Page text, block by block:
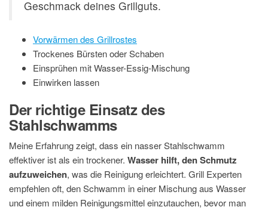
Geschmack deines Grillguts.
Vorwärmen des Grillrostes
Trockenes Bürsten oder Schaben
Einsprühen mit Wasser-Essig-Mischung
Einwirken lassen
Der richtige Einsatz des
Stahlschwamms
Meine Erfahrung zeigt, dass ein nasser Stahlschwamm
effektiver ist als ein trockener. Wasser hilft, den Schmutz
aufzuweichen, was die Reinigung erleichtert. Grill Experten
empfehlen oft, den Schwamm in einer Mischung aus Wasser
und einem milden Reinigungsmittel einzutauchen, bevor man